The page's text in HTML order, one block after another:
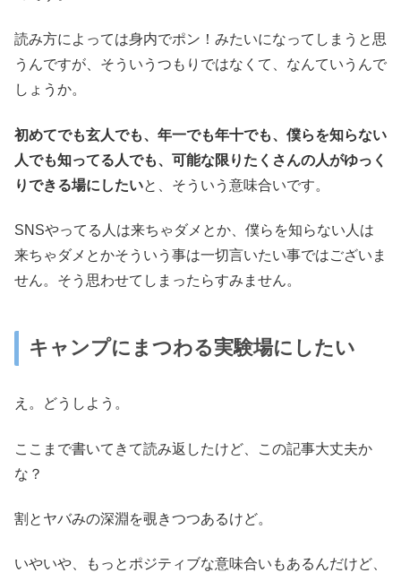
読み方によっては身内でポン！みたいになってしまうと思
うんですが、そういうつもりではなくて、なんていうんで
しょうか。
初めてでも玄人でも、年一でも年十でも、僕らを知らない
人でも知ってる人でも、可能な限りたくさんの人がゆっく
りできる場にしたいと、そういう意味合いです。
SNSやってる人は来ちゃダメとか、僕らを知らない人は
来ちゃダメとかそういう事は一切言いたい事ではございま
せん。そう思わせてしまったらすみません。
キャンプにまつわる実験場にしたい
え。どうしよう。
ここまで書いてきて読み返したけど、この記事大丈夫か
な？
割とヤバみの深淵を覗きつつあるけど。
いやいや、もっとポジティブな意味合いもあるんだけど、